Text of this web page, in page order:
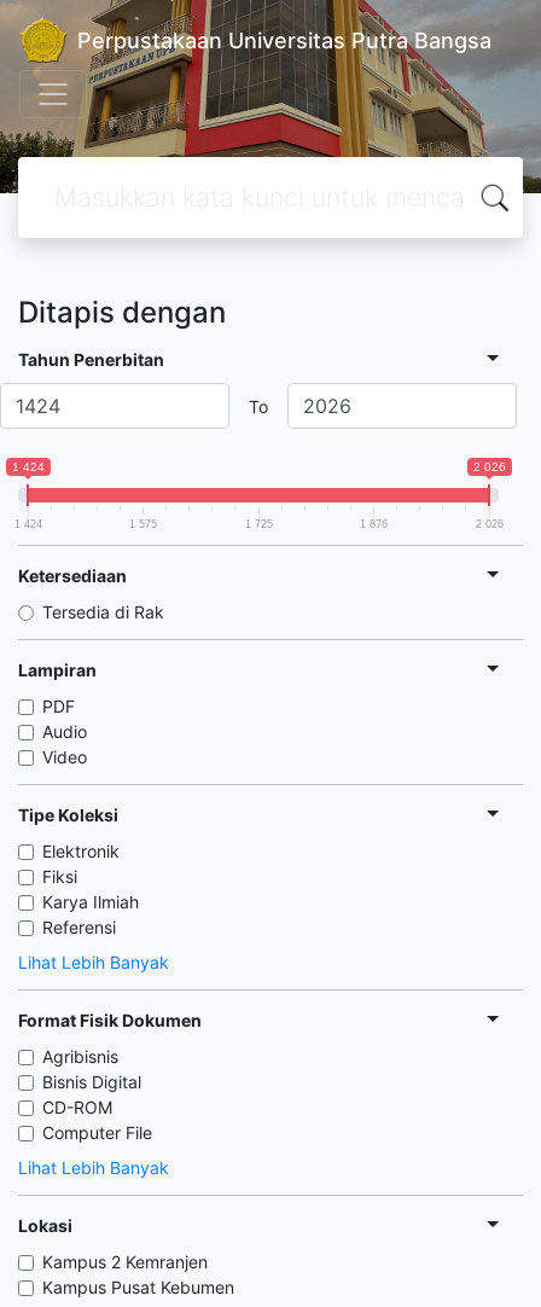
Perpustakaan Universitas Putra Bangsa
Ditapis dengan
Tahun Penerbitan
To
1 424 2 026
1 424 1 575 1 725 1 876 2 026
Ketersediaan
Tersedia di Rak
Lampiran
PDF
Audio
Video
Tipe Koleksi
Elektronik
Fiksi
Karya Ilmiah
Referensi
Lihat Lebih Banyak
Format Fisik Dokumen
Agribisnis
Bisnis Digital
CD-ROM
Computer File
Lihat Lebih Banyak
Lokasi
Kampus 2 Kemranjen
Kampus Pusat Kebumen